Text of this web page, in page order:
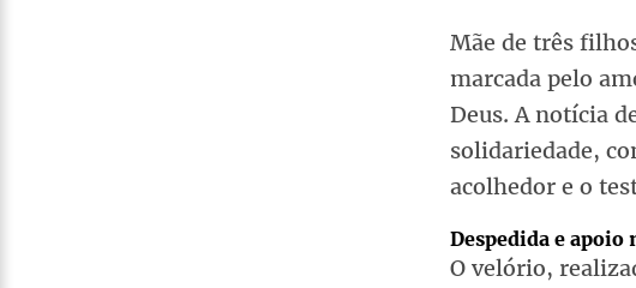
Mãe de três
marcada pelo
Deus. A notícia
solidariedade,
acolhedor e o
Despedida e
O velório,